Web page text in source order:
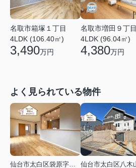
名取市箱塚１丁目
4LDK (106.40㎡)
3,490万円
名取市増田９丁目
4LDK (96.04㎡)
4,380万円
よく見られている物件